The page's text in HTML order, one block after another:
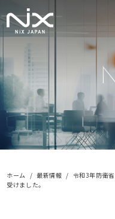
ホーム 最新情報
令和3年防衛
受けました。